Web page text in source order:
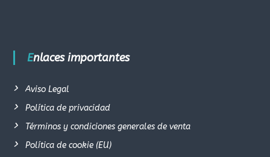
Enlaces importantes
Aviso Legal
Política de privacidad
Términos y condiciones generales de venta
Política de cookie (EU)